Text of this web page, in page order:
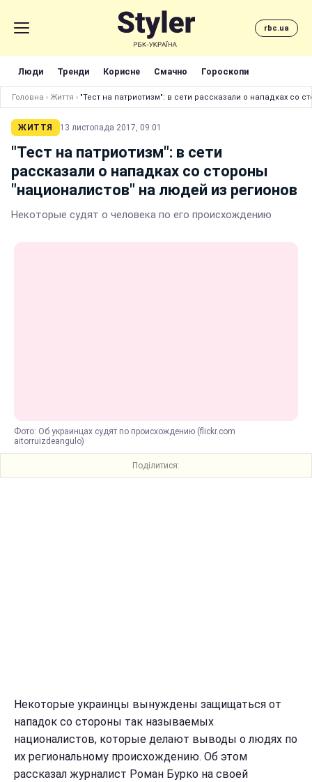
rbc.ua
Люди Тренди Корисне Смачно Гороскопи
Головна › Життя › "Тест на патриотизм": в сети рассказали о нападках со
ЖИТТЯ 13 листопада 2017, 09:01
"Тест на патриотизм": в сети
рассказали о нападках со стороны
"националистов" на людей из регионов
Некоторые судят о человека по его происхождению
Фото: Об украинцах судят по происхождению (flickr.com
aitorruizdeangulo)
Поділитися:
Некоторые украинцы вынуждены защищаться от
нападок со стороны так называемых
националистов, которые делают выводы о людях по
их региональному происхождению. Об этом
рассказал журналист Роман Бурко на своей